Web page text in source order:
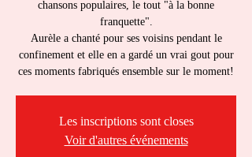
chansons populaires, le tout "à la bonne
franquette".
Aurèle a chanté pour ses voisins pendant le
confinement et elle en a gardé un vrai gout pour
ces moments fabriqués ensemble sur le moment!
Les inscriptions sont closes
Voir d'autres événements